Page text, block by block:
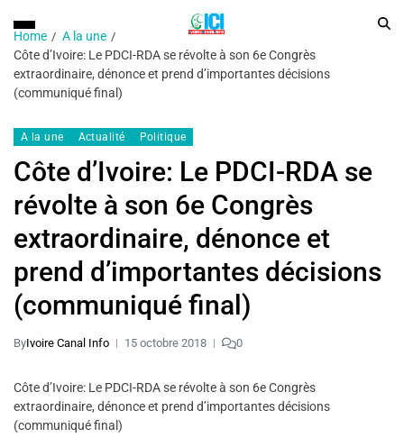
Home
A la une
Côte d’Ivoire: Le PDCI-RDA se révolte à son 6e Congrès
extraordinaire, dénonce et prend d’importantes décisions
(communiqué final)
A la une Actualité Politique
Côte d’Ivoire: Le PDCI-RDA se
révolte à son 6e Congrès
extraordinaire, dénonce et
prend d’importantes décisions
(communiqué final)
ByIvoire Canal Info 15 octobre 2018 0
Côte d’Ivoire: Le PDCI-RDA se révolte à son 6e Congrès
extraordinaire, dénonce et prend d’importantes décisions
(communiqué final)